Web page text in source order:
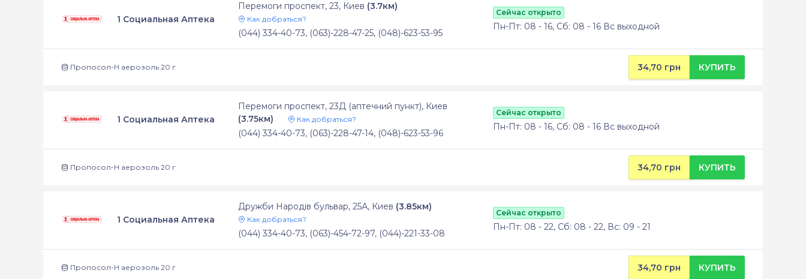
1 Социальная Аптека
Перемоги проспект, 23, Киев (3.7км)
Как добраться?
(044) 334-40-73, (063)-228-47-25, (048)-623-53-95
Сейчас открыто
Пн-Пт: 08 - 16, Сб: 08 - 16 Вс выходной
Пропосол-Н аерозоль 20 г 34,70 грн КУПИТЬ
1 Социальная Аптека
Перемоги проспект, 23Д (аптечний пункт), Киев
(3.75км)
Как добраться?
(044) 334-40-73, (063)-228-47-14, (048)-623-53-96
Сейчас открыто
Пн-Пт: 08 - 16, Сб: 08 - 16 Вс выходной
Пропосол-Н аерозоль 20 г 34,70 грн КУПИТЬ
1 Социальная Аптека
Дружби Народів бульвар, 25А, Киев (3.85км)
Как добраться?
(044) 334-40-73, (063)-454-72-97, (044)-221-33-08
Сейчас открыто
Пн-Пт: 08 - 22, Сб: 08 - 22, Вс: 09 - 21
Пропосол-Н аерозоль 20 г 34,70 грн КУПИТЬ